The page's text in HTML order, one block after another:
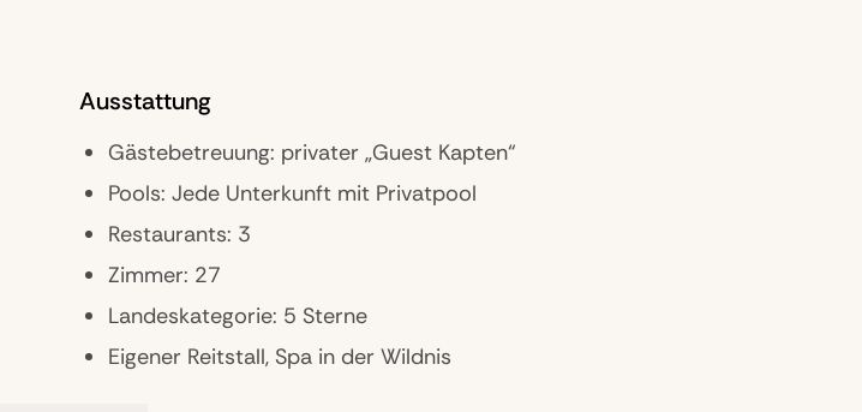
Ausstattung
Gästebetreuung: privater „Guest Kapten“
Pools: Jede Unterkunft mit Privatpool
Restaurants: 3
Zimmer: 27
Landeskategorie: 5 Sterne
Eigener Reitstall, Spa in der Wildnis